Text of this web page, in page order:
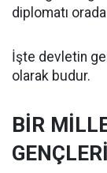
diplomatı
İşte devletin
olarak budur.
BİR